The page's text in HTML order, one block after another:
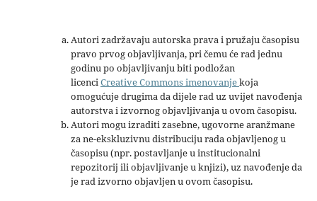
Autori zadržavaju autorska prava i pružaju časopisu
pravo prvog objavljivanja, pri čemu će rad jednu
godinu po objavljivanju biti podložan
licenciCreative Commons imenovanjekoja
omogućuje drugima da dijele rad uz uvijet navođenja
autorstva i izvornog objavljivanja u ovom časopisu.
Autori mogu izraditi zasebne, ugovorne aranžmane
za ne-ekskluzivnu distribuciju rada objavljenog u
časopisu (npr. postavljanje u institucionalni
repozitorij ili objavljivanje u knjizi), uz navođenje da
je rad izvorno objavljen u ovom časopisu.